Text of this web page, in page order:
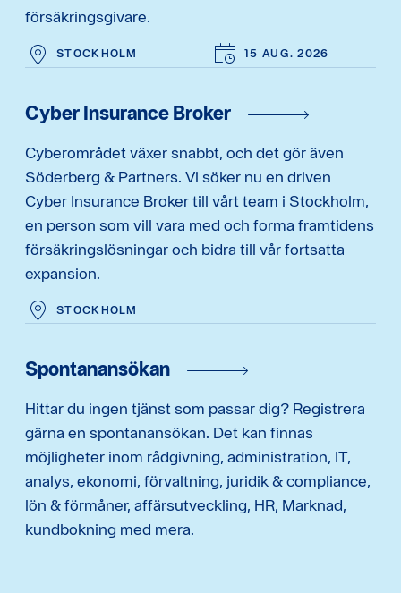
försäkringsgivare.
STOCKHOLM 15 AUG. 2026
Cyber Insurance Broker
Cyberområdet växer snabbt, och det gör även
Söderberg & Partners. Vi söker nu en driven
Cyber Insurance Broker till vårt team i Stockholm,
en person som vill vara med och forma framtidens
försäkringslösningar och bidra till vår fortsatta
expansion.
STOCKHOLM
Spontanansökan
Hittar du ingen tjänst som passar dig? Registrera
gärna en spontanansökan. Det kan finnas
möjligheter inom rådgivning, administration, IT,
analys, ekonomi, förvaltning, juridik & compliance,
lön & förmåner, affärsutveckling, HR, Marknad,
kundbokning med mera.